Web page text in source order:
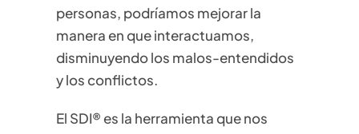
personas, podríamos mejorar la
manera en que interactuamos,
disminuyendo los malos-entendidos
y los conflictos.
El SDI® es la herramienta que nos